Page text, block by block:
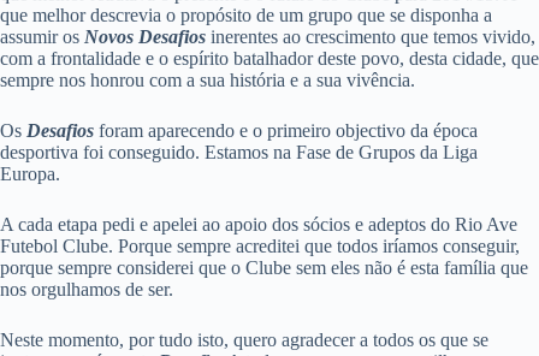
que melhor descrevia o propósito de um grupo que se disponha a
assumir os Novos Desafios inerentes ao crescimento que temos vivido,
com a frontalidade e o espírito batalhador deste povo, desta cidade, que
sempre nos honrou com a sua história e a sua vivência.
Os Desafios foram aparecendo e o primeiro objectivo da época
desportiva foi conseguido. Estamos na Fase de Grupos da Liga
Europa.
A cada etapa pedi e apelei ao apoio dos sócios e adeptos do Rio Ave
Futebol Clube. Porque sempre acreditei que todos iríamos conseguir,
porque sempre considerei que o Clube sem eles não é esta família que
nos orgulhamos de ser.
Neste momento, por tudo isto, quero agradecer a todos os que se